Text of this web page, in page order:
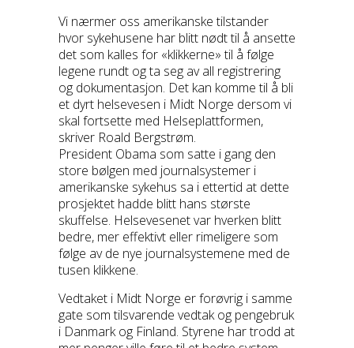
Vi nærmer oss amerikanske tilstander
hvor sykehusene har blitt nødt til å ansette
det som kalles for «klikkerne» til å følge
legene rundt og ta seg av all registrering
og dokumentasjon. Det kan komme til å bli
et dyrt helsevesen i Midt Norge dersom vi
skal fortsette med Helseplattformen,
skriver Roald Bergstrøm.
President Obama som satte i gang den
store bølgen med journalsystemer i
amerikanske sykehus sa i ettertid at dette
prosjektet hadde blitt hans største
skuffelse. Helsevesenet var hverken blitt
bedre, mer effektivt eller rimeligere som
følge av de nye journalsystemene med de
tusen klikkene.
Vedtaket i Midt Norge er forøvrig i samme
gate som tilsvarende vedtak og pengebruk
i Danmark og Finland. Styrene har trodd at